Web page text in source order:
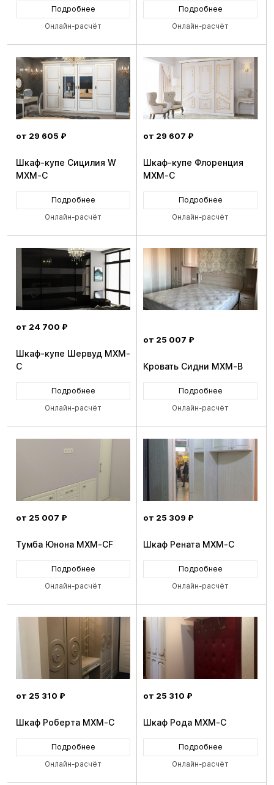
Подробнее
Онлайн-расчёт
Подробнее
Онлайн-расчёт
от 29 605 ₽
Шкаф-купе Сицилия W
MXM-C
Подробнее
Онлайн-расчёт
от 29 607 ₽
Шкаф-купе Флоренция
MXM-C
Подробнее
Онлайн-расчёт
от 24 700 ₽
Шкаф-купе Шервуд MXM-
C
Подробнее
Онлайн-расчёт
от 25 007 ₽
Кровать Сидни MXM-B
Подробнее
Онлайн-расчёт
от 25 007 ₽
Тумба Юнона MXM-CF
Подробнее
Онлайн-расчёт
от 25 309 ₽
Шкаф Рената MXM-C
Подробнее
Онлайн-расчёт
от 25 310 ₽
Шкаф Роберта MXM-C
Подробнее
Онлайн-расчёт
от 25 310 ₽
Шкаф Рода MXM-C
Подробнее
Онлайн-расчёт